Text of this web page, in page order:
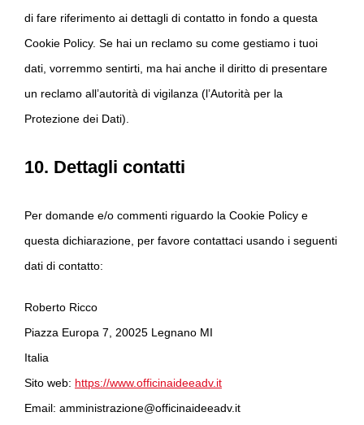
di fare riferimento ai dettagli di contatto in fondo a questa
Cookie Policy. Se hai un reclamo su come gestiamo i tuoi
dati, vorremmo sentirti, ma hai anche il diritto di presentare
un reclamo all’autorità di vigilanza (l’Autorità per la
Protezione dei Dati).
10. Dettagli contatti
Per domande e/o commenti riguardo la Cookie Policy e
questa dichiarazione, per favore contattaci usando i seguenti
dati di contatto:
Roberto Ricco
Piazza Europa 7, 20025 Legnano MI
Italia
Sito web: https://www.officinaideeadv.it
Email: amministrazione@officinaideeadv.it